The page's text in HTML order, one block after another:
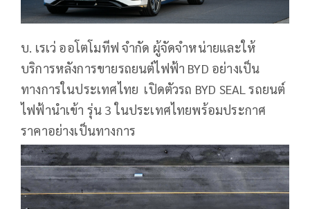
บ. เรเว่ ออโตโมทีฟ จำกัด ผู้จัดจำหน่ายและให้
บริการหลังการขายรถยนต์ไฟฟ้า BYD อย่างเป็น
ทางการในประเทศไทย เปิดตัวรถ BYD SEAL รถยนต์
ไฟฟ้านำเข้า รุ่น 3 ในประเทศไทยพร้อมประกาศ
ราคาอย่างเป็นทางการ